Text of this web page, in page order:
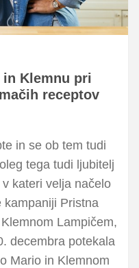
Klemnu pri
receptov
in se ob tem tudi
tega tudi ljubitelj
kateri velja načelo
kampaniji Pristna
Lampičem,
decembra potekala
Mario in Klemnom